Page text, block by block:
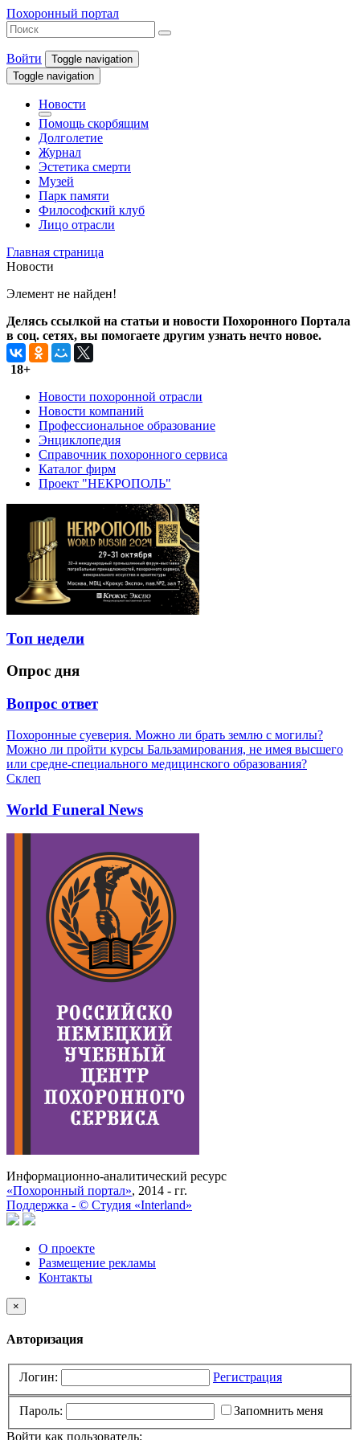
Похоронный портал
Войти
Toggle navigation
Toggle navigation
Новости
Помощь скорбящим
Долголетие
Журнал
Эстетика смерти
Музей
Парк памяти
Философский клуб
Лицо отрасли
Главная страница
Новости
Элемент не найден!
Делясь ссылкой на статьи и новости Похоронного Портала
в соц. сетях, вы помогаете другим узнать нечто новое.
18+
Новости похоронной отрасли
Новости компаний
Профессиональное образование
Энциклопедия
Справочник похоронного сервиса
Каталог фирм
Проект "НЕКРОПОЛЬ"
Топ недели
Опрос дня
Вопрос ответ
Похоронные суеверия. Можно ли брать землю с могилы?
Можно ли пройти курсы Бальзамирования, не имея высшего
или средне-специального медицинского образования?
Склеп
World Funeral News
Информационно-аналитический ресурс
«Похоронный портал», 2014 - гг.
Поддержка - © Cтудия «Interland»
О проекте
Размещение рекламы
Контакты
×
Авторизация
Логин: Регистрация
Пароль:
Запомнить меня
Войти как пользователь: